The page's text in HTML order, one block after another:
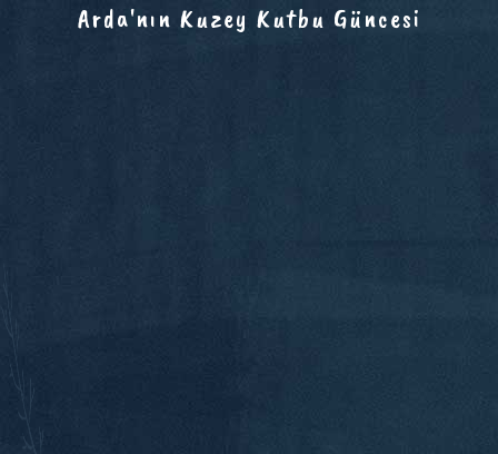
Arda'nın Kuzey Kutbu Güncesi